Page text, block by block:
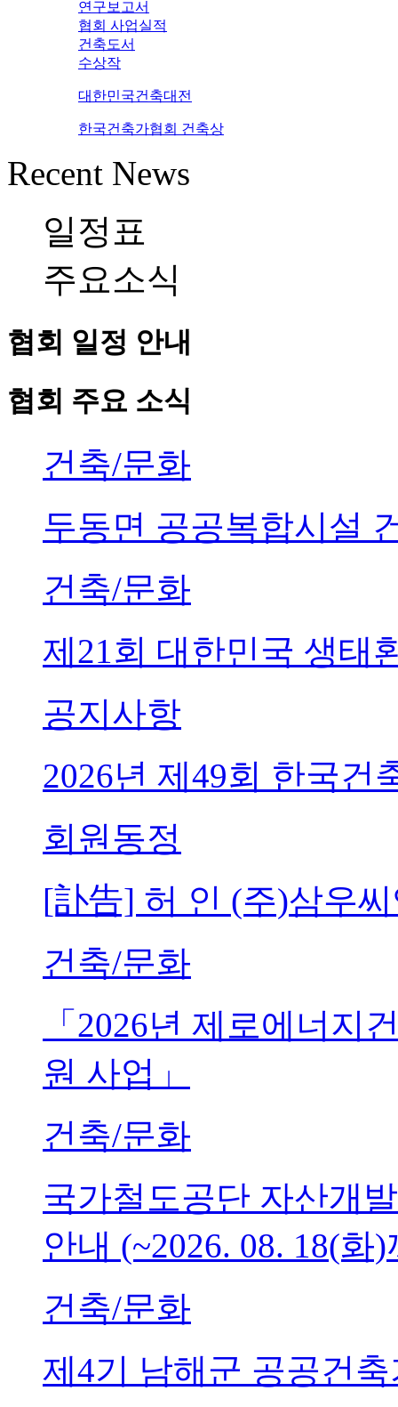
연구보고서
협회 사업실적
건축도서
수상작
대한민국건축대전
한국건축가협회 건축상
Recent News
일정표
주요소식
협회 일정 안내
협회 주요 소식
건축/문화
두동면 공공복합시설
건축/문화
제21회 대한민국 생태
공지사항
2026년 제49회 한국건
회원동정
[訃告] 허 인 (주)삼우
건축/문화
「2026년 제로에너지
원 사업」
건축/문화
국가철도공단 자산개
안내 (~2026. 08. 18(화
건축/문화
제4기 남해군 공공건